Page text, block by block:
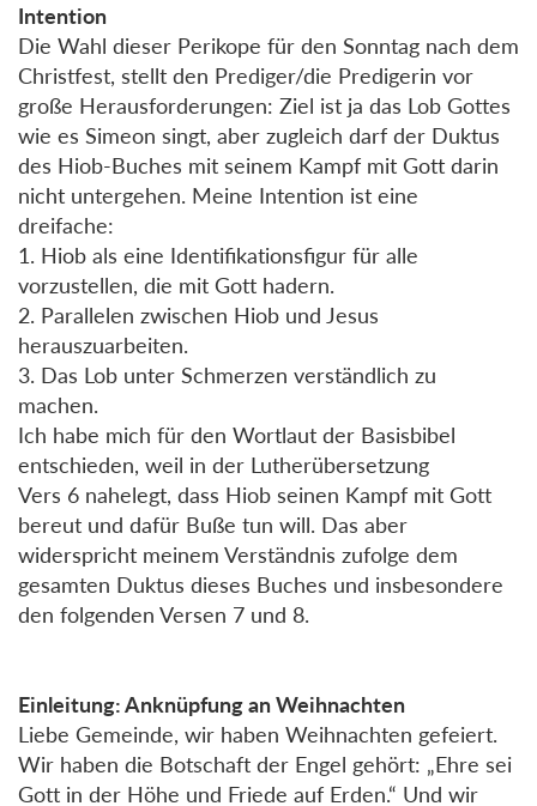
Intention
Die Wahl dieser Perikope für den Sonntag nach dem
Christfest, stellt den Prediger/die Predigerin vor
große Herausforderungen: Ziel ist ja das Lob Gottes
wie es Simeon singt, aber zugleich darf der Duktus
des Hiob-Buches mit seinem Kampf mit Gott darin
nicht untergehen. Meine Intention ist eine
dreifache:
1. Hiob als eine Identifikationsfigur für alle
vorzustellen, die mit Gott hadern.
2. Parallelen zwischen Hiob und Jesus
herauszuarbeiten.
3. Das Lob unter Schmerzen verständlich zu
machen.
Ich habe mich für den Wortlaut der Basisbibel
entschieden, weil in der Lutherübersetzung
Vers 6 nahelegt, dass Hiob seinen Kampf mit Gott
bereut und dafür Buße tun will. Das aber
widerspricht meinem Verständnis zufolge dem
gesamten Duktus dieses Buches und insbesondere
den folgenden Versen 7 und 8.
Einleitung: Anknüpfung an Weihnachten
Liebe Gemeinde, wir haben Weihnachten gefeiert.
Wir haben die Botschaft der Engel gehört: „Ehre sei
Gott in der Höhe und Friede auf Erden.“ Und wir